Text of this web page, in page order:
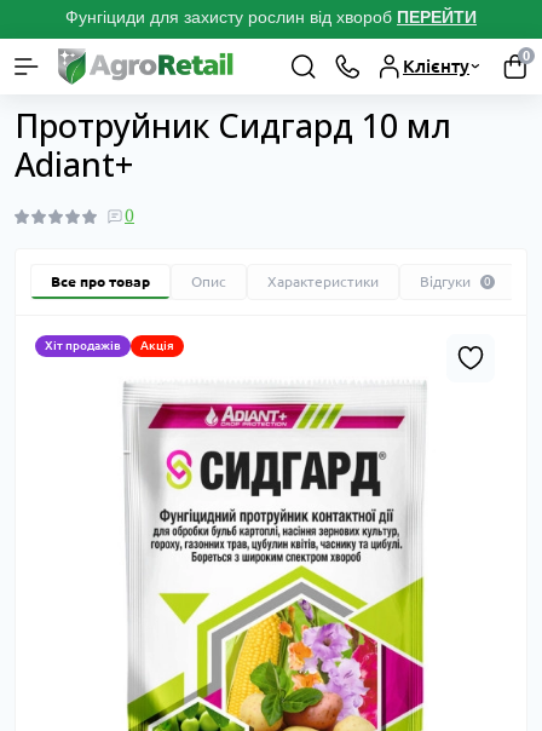
Фунгіциди для захисту рослин від хвороб ПЕРЕЙТИ
Клієнту
0
Каталог товарів Засоби захисту рослин Протруйники насіння та
Протруйник Сидгард 10 мл
Adiant+
0
Все про товар Опис Характеристики Відгуки 0
Хіт продажів Акція